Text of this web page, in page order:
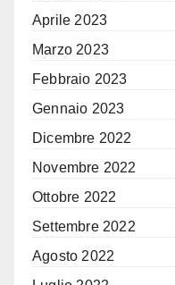
Aprile 2023
Marzo 2023
Febbraio 2023
Gennaio 2023
Dicembre 2022
Novembre 2022
Ottobre 2022
Settembre 2022
Agosto 2022